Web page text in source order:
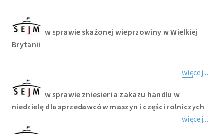
w sprawie skażonej wieprzowiny w Wielkiej
Brytanii
więcej...
w sprawie zniesienia zakazu handlu w
niedzielę dla sprzedawców maszyn i części rolniczych
więcej...